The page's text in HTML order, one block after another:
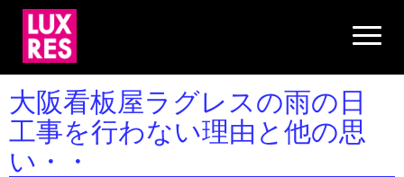
N
a
i
大阪看板屋ラグレスの雨の日
工事を行わない理由と他の思
い・・